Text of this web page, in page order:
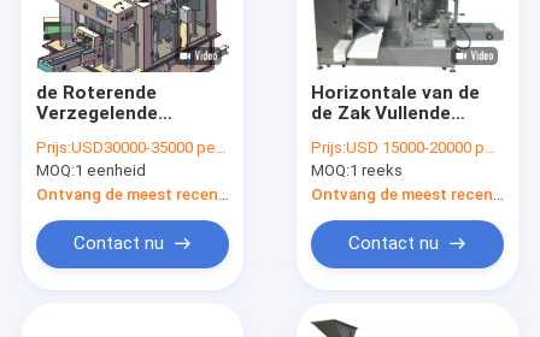
de Roterende
Verzegelende
380V, Premade-het
Vullen van
Zakdoypack
Machinekorrel
Prijs:USD30000-35000 per set
MOQ:1 eenheid
Contact nu
Horizontale van de
de Zak Vullende
Premade het
Poederopp PE 1PH
Korrelige Verpakking
Prijs:USD 15000-20000 per set
MOQ:1 reeks
Contact nu